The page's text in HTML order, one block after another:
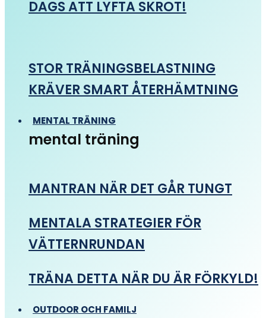
DAGS ATT LYFTA SKROT!
STOR TRÄNINGSBELASTNING
KRÄVER SMART ÅTERHÄMTNING
MENTAL TRÄNING
mental träning
MANTRAN NÄR DET GÅR TUNGT
MENTALA STRATEGIER FÖR
VÄTTERNRUNDAN
TRÄNA DETTA NÄR DU ÄR FÖRKYLD!
OUTDOOR OCH FAMILJ